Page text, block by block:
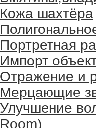
Кожа шахтёра
Портретная
Импорт
Отражение и
Мерцающие
Улучшение
Room)